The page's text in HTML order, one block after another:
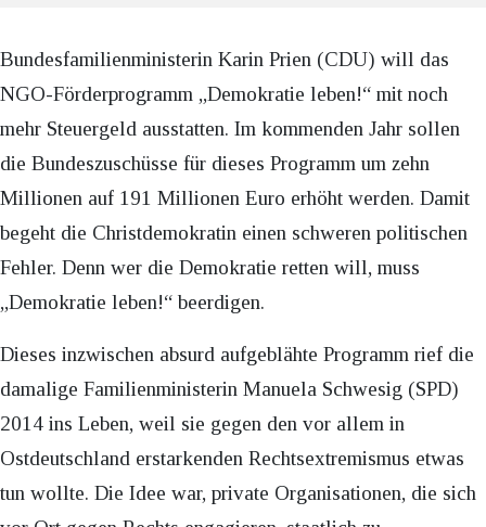
Bundesfamilienministerin Karin Prien (CDU) will das
NGO-Förderprogramm „Demokratie leben!“ mit noch
mehr Steuergeld ausstatten. Im kommenden Jahr sollen
die Bundeszuschüsse für dieses Programm um zehn
Millionen auf 191 Millionen Euro erhöht werden. Damit
begeht die Christdemokratin einen schweren politischen
Fehler. Denn wer die Demokratie retten will, muss
„Demokratie leben!“ beerdigen.
Dieses inzwischen absurd aufgeblähte Programm rief die
damalige Familienministerin Manuela Schwesig (SPD)
2014 ins Leben, weil sie gegen den vor allem in
Ostdeutschland erstarkenden Rechtsextremismus etwas
tun wollte. Die Idee war, private Organisationen, die sich